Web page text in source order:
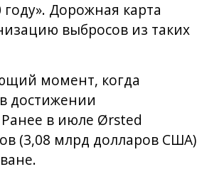
Дорожная карта
выбросов из таких
момент, когда
достижении
в июле Ørsted
(3,08 млрд долларов США)